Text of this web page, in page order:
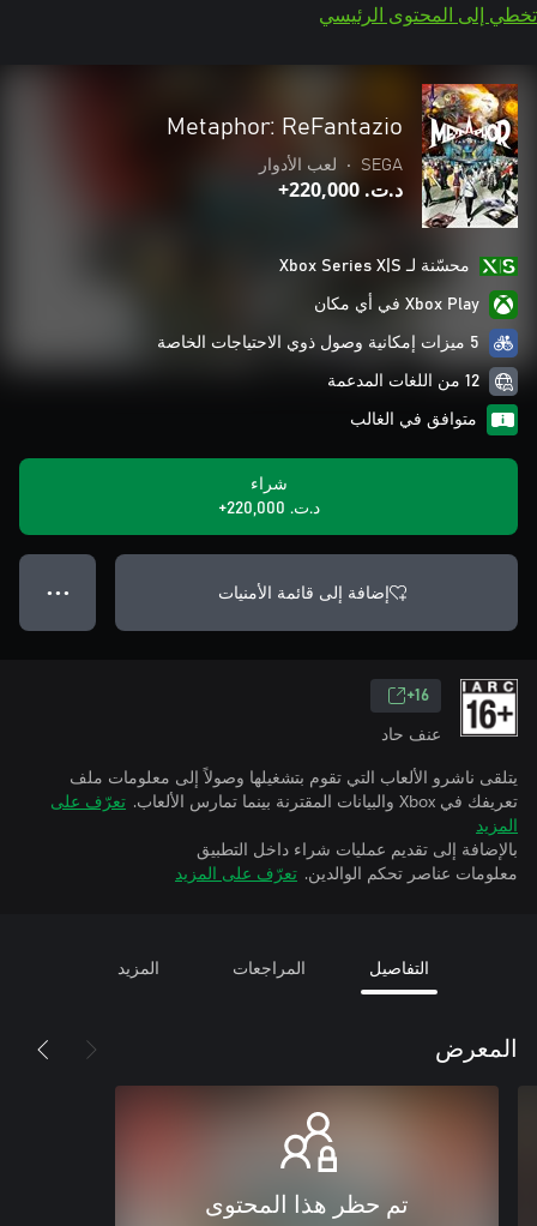
تخطي إلى المحتوى الرئيسي
Metaphor: ReFantazio
SEGA
• لعب الأدوار
د.ت.‏ 220,000+
محسّنة لـ Xbox Series X|S
Xbox Play في أي مكان
5 ميزات إمكانية وصول ذوي الاحتياجات الخاصة
12 من اللغات المدعمة
متوافق في الغالب
شراء
د.ت.‏ 220,000+
إضافة إلى قائمة الأمنيات ● ● ●
16+
عنف حاد
يتلقى ناشرو الألعاب التي تقوم بتشغيلها وصولاً إلى معلومات ملف
تعريفك في Xbox والبيانات المقترنة بينما تمارس الألعاب.
تعرّف على
المزيد
بالإضافة إلى تقديم عمليات شراء داخل التطبيق
معلومات عناصر تحكم الوالدين. تعرّف على المزيد
التفاصيل المراجعات المزيد
المعرض
تم حظر هذا المحتوى